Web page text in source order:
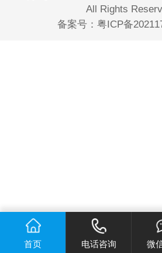
All Rights
备案号： 粤ICP备
首页 电话咨询 微